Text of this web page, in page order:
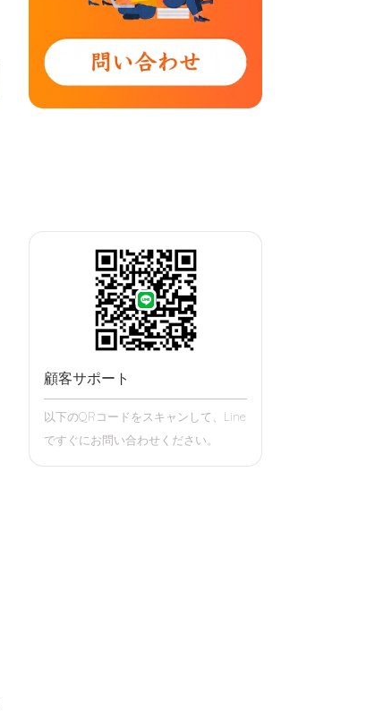
顧客サポート
以下のQRコードをスキャンして、Line
ですぐにお問い合わせください。